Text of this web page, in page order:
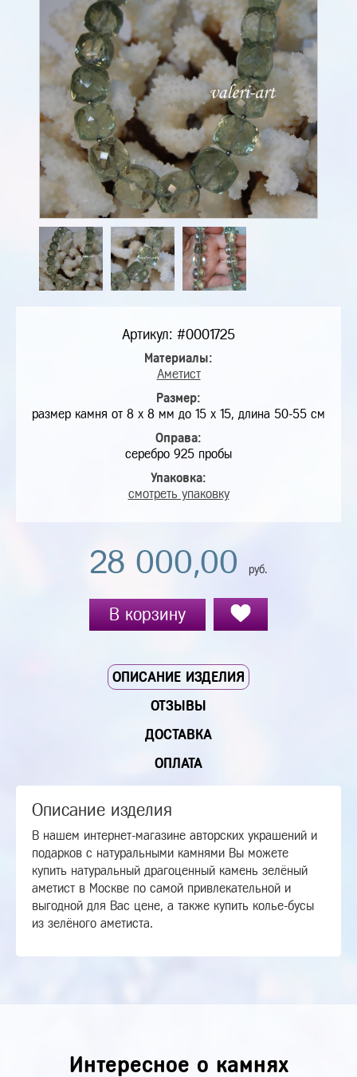
Артикул: #0001725
Материалы:
Аметист
Размер:
размер камня от 8 х 8 мм до 15 х 15, длина 50-55 см
Оправа:
серебро 925 пробы
Упаковка:
смотреть упаковку
28 000,00 руб.
В корзину
ОПИСАНИЕ ИЗДЕЛИЯ
ОТЗЫВЫ
ДОСТАВКА
ОПЛАТА
Описание изделия
В нашем интернет-магазине авторских украшений и
подарков с натуральными камнями Вы можете
купить натуральный драгоценный камень зелёный
аметист в Москве по самой привлекательной и
выгодной для Вас цене, а также купить колье-бусы
из зелёного аметиста.
Интересное о камнях